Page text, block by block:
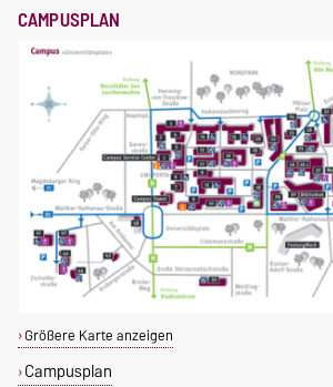
CAMPUSPLAN
Größere Karte anzeigen
Campusplan